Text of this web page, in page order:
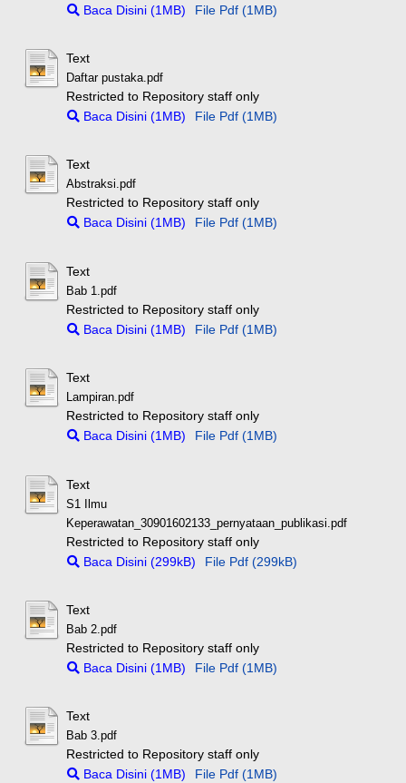
Baca Disini (1MB)
File Pdf (1MB)
Text
Daftar pustaka.pdf
Restricted to Repository staff only
Baca Disini (1MB)
File Pdf (1MB)
Text
Abstraksi.pdf
Restricted to Repository staff only
Baca Disini (1MB)
File Pdf (1MB)
Text
Bab 1.pdf
Restricted to Repository staff only
Baca Disini (1MB)
File Pdf (1MB)
Text
Lampiran.pdf
Restricted to Repository staff only
Baca Disini (1MB)
File Pdf (1MB)
Text
S1 Ilmu
Keperawatan_30901602133_pernyataan_publikasi.pdf
Restricted to Repository staff only
Baca Disini (299kB)
File Pdf (299kB)
Text
Bab 2.pdf
Restricted to Repository staff only
Baca Disini (1MB)
File Pdf (1MB)
Text
Bab 3.pdf
Restricted to Repository staff only
Baca Disini (1MB)
File Pdf (1MB)